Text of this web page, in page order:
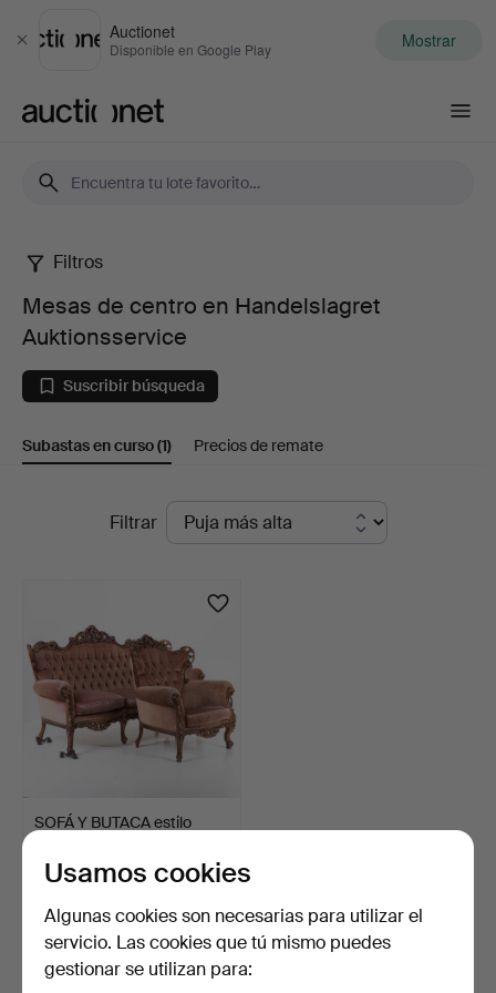
Cerrar
Auctionet
Disponible en Google Play Mostrar
Mesas
de
centro
en
Auktionsservice
Filtros
Mesas de centro en Handelslagret
Auktionsservice
Suscribir búsqueda
Subastas en curso(1) Precios de remate
SubastasFiltrar
SOFÁ Y BUTACA estilo
4 días
316 USD
Suscribir búsqueda
Usamos cookies
Algunas cookies son necesarias para utilizar el
servicio. Las cookies que tú mismo puedes
gestionar se utilizan para: